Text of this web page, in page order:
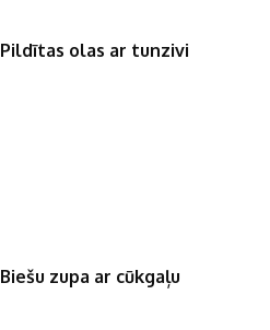
Pildītas olas ar tunzivi
Biešu zupa ar cūkgaļu